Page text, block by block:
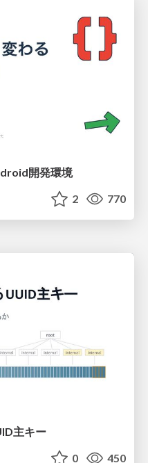
開発環境
2 770
主キー
0 450